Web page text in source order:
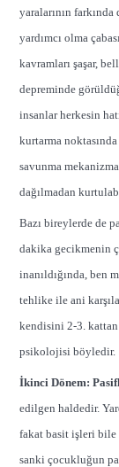
yaralarının
yardımcı olma
kavramları şaşar,
depreminde
insanlar herkesin
kurtarma
savunma
dağılmadan
Bazı bireylerde de
dakika gecikmenin
inanıldığında, ben
tehlike ile ani
kendisini 2-3. kattan
psikolojisi böyledir.
İkinci Dönem:
edilgen haldedir.
fakat basit işleri
sanki çocukluğun